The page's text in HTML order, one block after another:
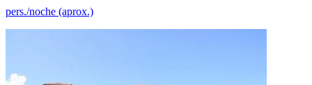
pers./noche (aprox.)